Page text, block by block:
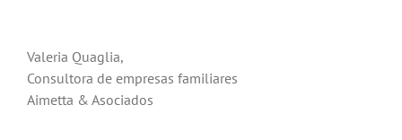
Valeria Quaglia,
Consultora de empresas familiares
Aimetta & Asociados